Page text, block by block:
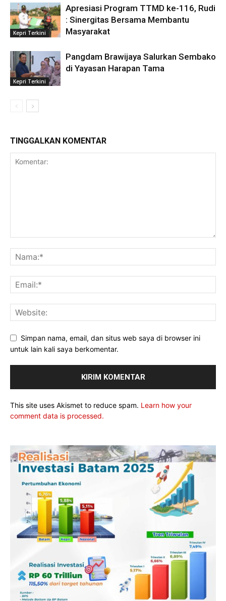
Kepri Terkini
Apresiasi Program TTMD ke-116, Rudi
: Sinergitas Bersama Membantu
Masyarakat
Kepri Terkini
Pangdam Brawijaya Salurkan Sembako
di Yayasan Harapan Tama
TINGGALKAN KOMENTAR
Simpan nama, email, dan situs web saya di browser ini
untuk lain kali saya berkomentar.
This site uses Akismet to reduce spam. Learn how your
comment data is processed.